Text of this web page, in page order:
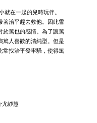
就在一起的兒時玩伴。
著治平趕去救他。因此雪
於篤也的感情。為了讓篤
篤人喜歡的清純型。但是
常找治平發牢騷，使得篤
尤靜慧